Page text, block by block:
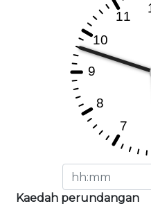
Kaedah perundangan